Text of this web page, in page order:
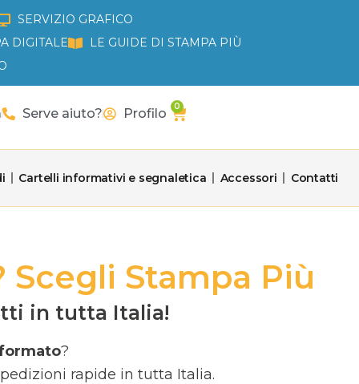
SERVIZIO GRAFICO
DIGITALE
LE GUIDE DI STAMPA PIÙ
Serve aiuto? Profilo 0
Carrello
Cartelli informativi e segnaletica Accessori Contatti
Scegli Stampa Più
in tutta Italia!
?
rapide in tutta Italia.